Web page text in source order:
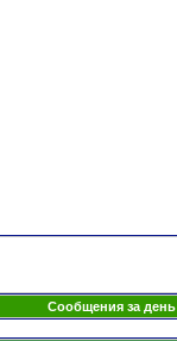
Сообщения за день